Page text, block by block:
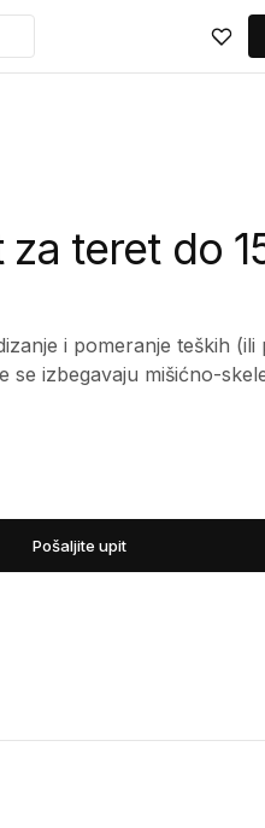
teret do
i pomeranje teških (ili
se izbegavaju mišićno-
Pošaljite upit